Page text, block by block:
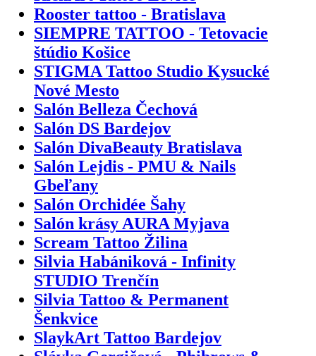
Rooster tattoo - Bratislava
SIEMPRE TATTOO - Tetovacie
štúdio Košice
STIGMA Tattoo Studio Kysucké
Nové Mesto
Salón Belleza Čechová
Salón DS Bardejov
Salón DivaBeauty Bratislava
Salón Lejdis - PMU & Nails
Gbeľany
Salón Orchidée Šahy
Salón krásy AURA Myjava
Scream Tattoo Žilina
Silvia Habániková - Infinity
STUDIO Trenčín
Silvia Tattoo & Permanent
Šenkvice
SlaykArt Tattoo Bardejov